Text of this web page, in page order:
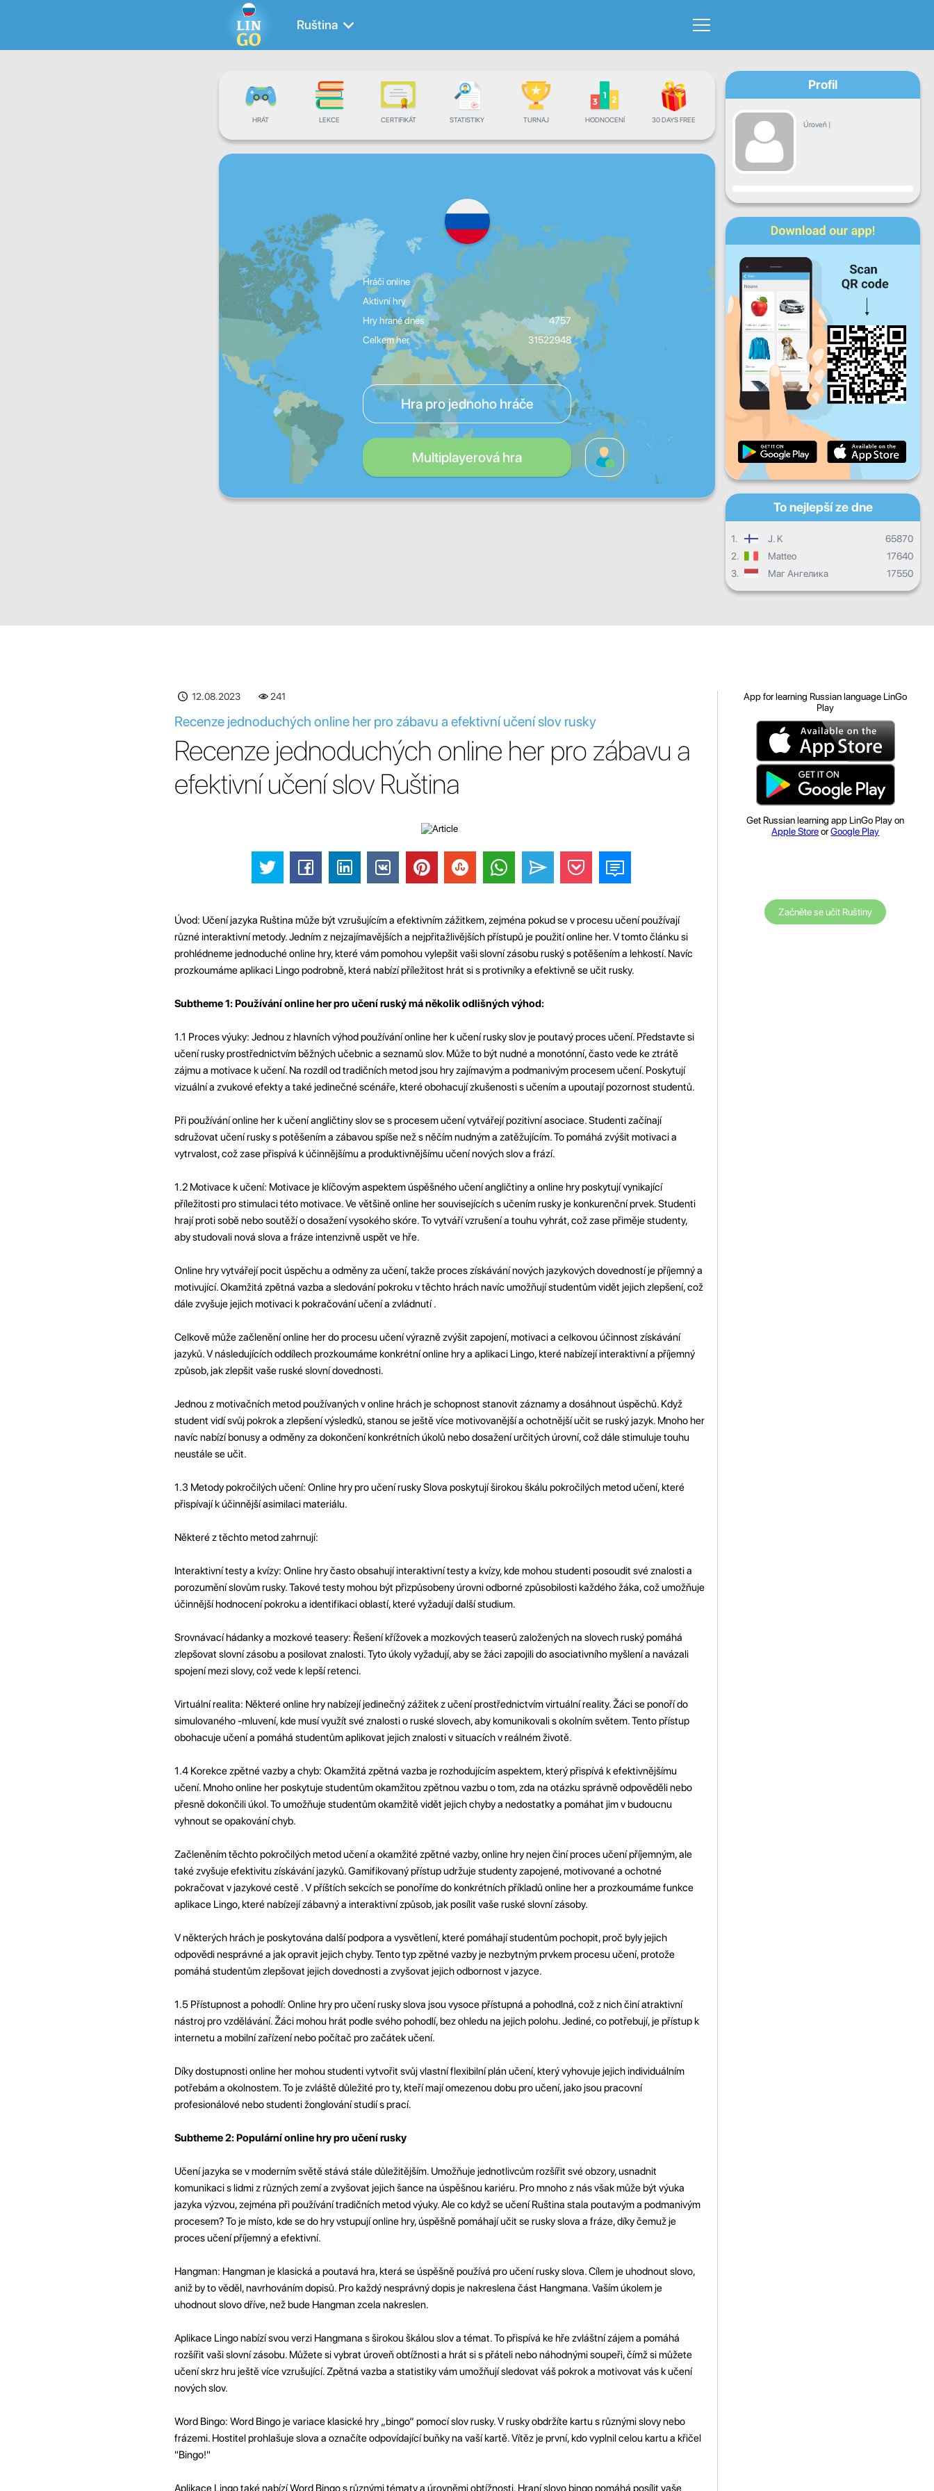
Ruština
HRÁT LEKCE CERTIFIKÁT STATISTIKY TURNAJ HODNOCENÍ 30 DAYS FREE
Hráči online
Aktivní hry
Hry hrané dnes
4757
Celkem her
31522948
Hra pro jednoho hráče
Multiplayerová hra
Profil
Úroveň |
Pokrok
Po St Čt
So Ne
Denní pokrok
Měsíční pokrok
Celkový postup
To nejlepší ze dne
1. J. K
65870
2.
Matteo
17640
3.
Маг Ангелика 17550
12.08.2023 241
Recenze jednoduchých online her pro zábavu a efektivní učení slov rusky
Recenze jednoduchých online her pro zábavu a
efektivní učení slov Ruština
Úvod: Učení jazyka Ruština může být vzrušujícím a efektivním zážitkem, zejména pokud se v procesu učení používají
různé interaktivní metody. Jedním z nejzajímavějších a nejpřitažlivějších přístupů je použití online her. V tomto článku si
prohlédneme jednoduché online hry, které vám pomohou vylepšit vaši slovní zásobu ruský s potěšením a lehkostí. Navíc
prozkoumáme aplikaci Lingo podrobně, která nabízí příležitost hrát si s protivníky a efektivně se učit rusky.
Subtheme 1: Používání online her pro učení ruský má několik odlišných výhod:
1.1 Proces výuky: Jednou z hlavních výhod používání online her k učení rusky slov je poutavý proces učení. Představte si
učení rusky prostřednictvím běžných učebnic a seznamů slov. Může to být nudné a monotónní, často vede ke ztrátě
zájmu a motivace k učení. Na rozdíl od tradičních metod jsou hry zajímavým a podmanivým procesem učení. Poskytují
vizuální a zvukové efekty a také jedinečné scénáře, které obohacují zkušenosti s učením a upoutají pozornost studentů.
Při používání online her k učení angličtiny slov se s procesem učení vytvářejí pozitivní asociace. Studenti začínají
sdružovat učení rusky s potěšením a zábavou spíše než s něčím nudným a zatěžujícím. To pomáhá zvýšit motivaci a
vytrvalost, což zase přispívá k účinnějšímu a produktivnějšímu učení nových slov a frází.
1.2 Motivace k učení: Motivace je klíčovým aspektem úspěšného učení angličtiny a online hry poskytují vynikající
příležitosti pro stimulaci této motivace. Ve většině online her souvisejících s učením rusky je konkurenční prvek. Studenti
hrají proti sobě nebo soutěží o dosažení vysokého skóre. To vytváří vzrušení a touhu vyhrát, což zase přiměje studenty,
aby studovali nová slova a fráze intenzivně uspět ve hře.
Online hry vytvářejí pocit úspěchu a odměny za učení, takže proces získávání nových jazykových dovedností je příjemný a
motivující. Okamžitá zpětná vazba a sledování pokroku v těchto hrách navíc umožňují studentům vidět jejich zlepšení, což
dále zvyšuje jejich motivaci k pokračování učení a zvládnutí .
Celkově může začlenění online her do procesu učení výrazně zvýšit zapojení, motivaci a celkovou účinnost získávání
jazyků. V následujících oddílech prozkoumáme konkrétní online hry a aplikaci Lingo, které nabízejí interaktivní a příjemný
způsob, jak zlepšit vaše ruské slovní dovednosti.
Jednou z motivačních metod používaných v online hrách je schopnost stanovit záznamy a dosáhnout úspěchů. Když
student vidí svůj pokrok a zlepšení výsledků, stanou se ještě více motivovanější a ochotnější učit se ruský jazyk. Mnoho her
navíc nabízí bonusy a odměny za dokončení konkrétních úkolů nebo dosažení určitých úrovní, což dále stimuluje touhu
neustále se učit.
1.3 Metody pokročilých učení: Online hry pro učení rusky Slova poskytují širokou škálu pokročilých metod učení, které
přispívají k účinnější asimilaci materiálu.
Některé z těchto metod zahrnují:
Interaktivní testy a kvízy: Online hry často obsahují interaktivní testy a kvízy, kde mohou studenti posoudit své znalosti a
porozumění slovům rusky. Takové testy mohou být přizpůsobeny úrovni odborné způsobilosti každého žáka, což umožňuje
účinnější hodnocení pokroku a identifikaci oblastí, které vyžadují další studium.
Srovnávací hádanky a mozkové teasery: Řešení křížovek a mozkových teaserů založených na slovech ruský pomáhá
zlepšovat slovní zásobu a posilovat znalosti. Tyto úkoly vyžadují, aby se žáci zapojili do asociativního myšlení a navázali
spojení mezi slovy, což vede k lepší retenci.
Virtuální realita: Některé online hry nabízejí jedinečný zážitek z učení prostřednictvím virtuální reality. Žáci se ponoří do
simulovaného -mluvení, kde musí využít své znalosti o ruské slovech, aby komunikovali s okolním světem. Tento přístup
obohacuje učení a pomáhá studentům aplikovat jejich znalosti v situacích v reálném životě.
1.4 Korekce zpětné vazby a chyb: Okamžitá zpětná vazba je rozhodujícím aspektem, který přispívá k efektivnějšímu
učení. Mnoho online her poskytuje studentům okamžitou zpětnou vazbu o tom, zda na otázku správně odpověděli nebo
přesně dokončili úkol. To umožňuje studentům okamžitě vidět jejich chyby a nedostatky a pomáhat jim v budoucnu
vyhnout se opakování chyb.
Začleněním těchto pokročilých metod učení a okamžité zpětné vazby, online hry nejen činí proces učení příjemným, ale
také zvyšuje efektivitu získávání jazyků. Gamifikovaný přístup udržuje studenty zapojené, motivované a ochotné
pokračovat v jazykové cestě . V příštích sekcích se ponoříme do konkrétních příkladů online her a prozkoumáme funkce
aplikace Lingo, které nabízejí zábavný a interaktivní způsob, jak posílit vaše ruské slovní zásoby.
V některých hrách je poskytována další podpora a vysvětlení, které pomáhají studentům pochopit, proč byly jejich
odpovědi nesprávné a jak opravit jejich chyby. Tento typ zpětné vazby je nezbytným prvkem procesu učení, protože
pomáhá studentům zlepšovat jejich dovednosti a zvyšovat jejich odbornost v jazyce.
1.5 Přístupnost a pohodlí: Online hry pro učení rusky slova jsou vysoce přístupná a pohodlná, což z nich činí atraktivní
nástroj pro vzdělávání. Žáci mohou hrát podle svého pohodlí, bez ohledu na jejich polohu. Jediné, co potřebují, je přístup k
internetu a mobilní zařízení nebo počítač pro začátek učení.
Díky dostupnosti online her mohou studenti vytvořit svůj vlastní flexibilní plán učení, který vyhovuje jejich individuálním
potřebám a okolnostem. To je zvláště důležité pro ty, kteří mají omezenou dobu pro učení, jako jsou pracovní
profesionálové nebo studenti žonglování studií s prací.
Subtheme 2: Populární online hry pro učení rusky
Učení jazyka se v moderním světě stává stále důležitějším. Umožňuje jednotlivcům rozšířit své obzory, usnadnit
komunikaci s lidmi z různých zemí a zvyšovat jejich šance na úspěšnou kariéru. Pro mnoho z nás však může být výuka
jazyka výzvou, zejména při používání tradičních metod výuky. Ale co když se učení Ruština stala poutavým a podmanivým
procesem? To je místo, kde se do hry vstupují online hry, úspěšně pomáhají učit se rusky slova a fráze, díky čemuž je
proces učení příjemný a efektivní.
Hangman: Hangman je klasická a poutavá hra, která se úspěšně používá pro učení rusky slova. Cílem je uhodnout slovo,
aniž by to věděl, navrhováním dopisů. Pro každý nesprávný dopis je nakreslena část Hangmana. Vaším úkolem je
uhodnout slovo dříve, než bude Hangman zcela nakreslen.
Aplikace Lingo nabízí svou verzi Hangmana s širokou škálou slov a témat. To přispívá ke hře zvláštní zájem a pomáhá
rozšířit vaši slovní zásobu. Můžete si vybrat úroveň obtížnosti a hrát si s přáteli nebo náhodnými soupeři, čímž si můžete
učení skrz hru ještě více vzrušující. Zpětná vazba a statistiky vám umožňují sledovat váš pokrok a motivovat vás k učení
nových slov.
Word Bingo: Word Bingo je variace klasické hry „bingo“ pomocí slov rusky. V rusky obdržíte kartu s různými slovy nebo
frázemi. Hostitel prohlašuje slova a označíte odpovídající buňky na vaší kartě. Vítěz je první, kdo vyplnil celou kartu a křičel
"Bingo!"
Aplikace Lingo také nabízí Word Bingo s různými tématy a úrovněmi obtížnosti. Hraní slovo bingo pomáhá posílit vaše
App for learning Russian language LinGo
Play
Get Russian learning app LinGo Play on
Apple StoreorGoogle Play
Začněte se učit Ruštiny